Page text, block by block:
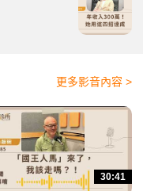
更多影音內容 >
30:41